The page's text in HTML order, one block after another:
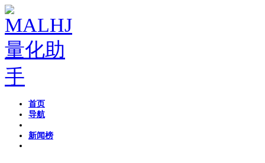
首页
导航
新闻榜